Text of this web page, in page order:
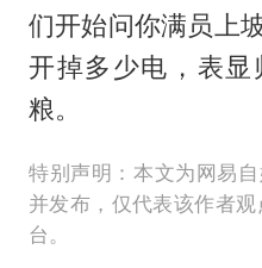
们开始问你满员上
开掉多少电，表
粮。
特别声明：本文为网易
并发布，仅代表该作者
台。